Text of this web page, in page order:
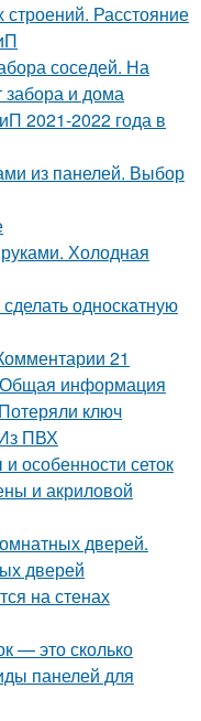
строений. Расстояние
соседей. На
забора и дома
2021-2022 года в
из панелей. Выбор
Холодная
односкатную
21
Общая информация
ключ
ПВХ
особенности сеток
и акриловой
дверей.
дверей
на стенах
— это сколько
панелей для